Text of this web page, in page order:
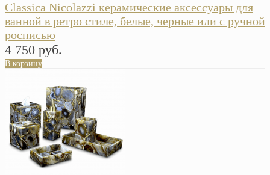
Classica Nicolazzi керамические аксессуары для
ванной в ретро стиле, белые, черные или с ручной
росписью
4 750 руб.
В корзину